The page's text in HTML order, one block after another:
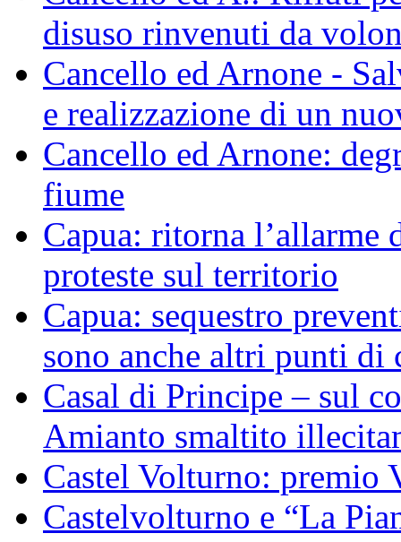
disuso rinvenuti da
Cancello ed Arnone -
e realizzazione di un
Cancello ed Arnone:
fiume
Capua: ritorna l’allarme
proteste sul territorio
Capua: sequestro
sono anche altri punti di
Casal di Principe – sul
Amianto smaltito
Castel Volturno: premio
Castelvolturno e “La